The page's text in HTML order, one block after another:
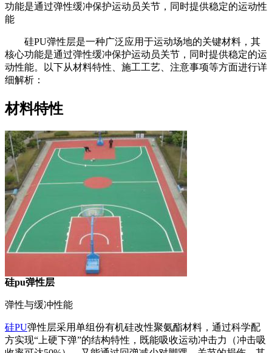
功能是通过弹性缓冲保护运动员关节，同时提供稳定的运动性
能
硅PU弹性层是一种广泛应用于运动场地的关键材料，其
核心功能是通过弹性缓冲保护运动员关节，同时提供稳定的运
动性能。以下从材料特性、施工工艺、注意事项等方面进行详
细解析：
材料特性
硅pu弹性层
弹性与缓冲性能
硅PU弹性层采用单组份有机硅改性聚氨酯材料，通过科学配
方实现“上硬下弹”的结构特性，既能吸收运动冲击力（冲击吸